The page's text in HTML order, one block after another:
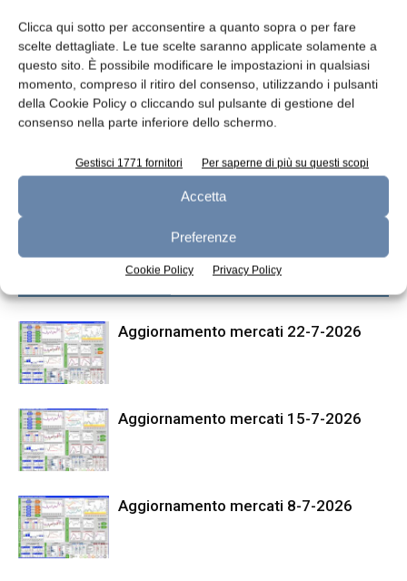
Clicca qui sotto per acconsentire a quanto sopra o per fare
scelte dettagliate. Le tue scelte saranno applicate solamente a
questo sito. È possibile modificare le impostazioni in qualsiasi
momento, compreso il ritiro del consenso, utilizzando i pulsanti
della Cookie Policy o cliccando sul pulsante di gestione del
consenso nella parte inferiore dello schermo.
Gestisci 1771 fornitori Per saperne di più su questi scopi
Accetta
Preferenze
Cookie Policy Privacy Policy
Articolo precedente
Mozzarella di Gioia del Colle: in
salita l’iter di registrazione UE
Articolo successivo
Modifica minore al disciplinare
della Tomme de Savoie
Aggiornamento mercati 22-7-2026
Aggiornamento mercati 15-7-2026
Aggiornamento mercati 8-7-2026